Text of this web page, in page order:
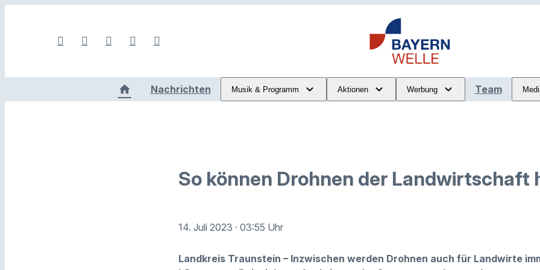
Nachrichten Musik & Programm Aktionen Werbung Team
So können Drohnen der Landwirtschaft
14. Juli 2023 · 03:55 Uhr
Landkreis Traunstein – Inzwischen werden Drohnen auch für Landwirte